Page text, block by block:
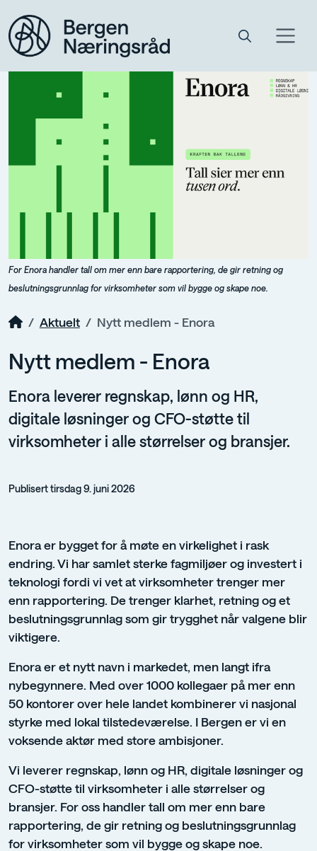
For Enora handler tall om mer enn bare rapportering, de gir retning og
beslutningsgrunnlag for virksomheter som vil bygge og skape noe.
Aktuelt Nytt medlem - Enora
Nytt medlem - Enora
Enora leverer regnskap, lønn og HR,
digitale løsninger og CFO-støtte til
virksomheter i alle størrelser og bransjer.
Publisert tirsdag 9. juni 2026
Enora er bygget for å møte en virkelighet i rask
endring. Vi har samlet sterke fagmiljøer og investert i
teknologi fordi vi vet at virksomheter trenger mer
enn rapportering. De trenger klarhet, retning og et
beslutningsgrunnlag som gir trygghet når valgene blir
viktigere.
Enora er et nytt navn i markedet, men langt ifra
nybegynnere. Med over 1000 kollegaer på mer enn
50 kontorer over hele landet kombinerer vi nasjonal
styrke med lokal tilstedeværelse. I Bergen er vi en
voksende aktør med store ambisjoner.
Vi leverer regnskap, lønn og HR, digitale løsninger og
CFO-støtte til virksomheter i alle størrelser og
bransjer. For oss handler tall om mer enn bare
rapportering, de gir retning og beslutningsgrunnlag
for virksomheter som vil bygge og skape noe.